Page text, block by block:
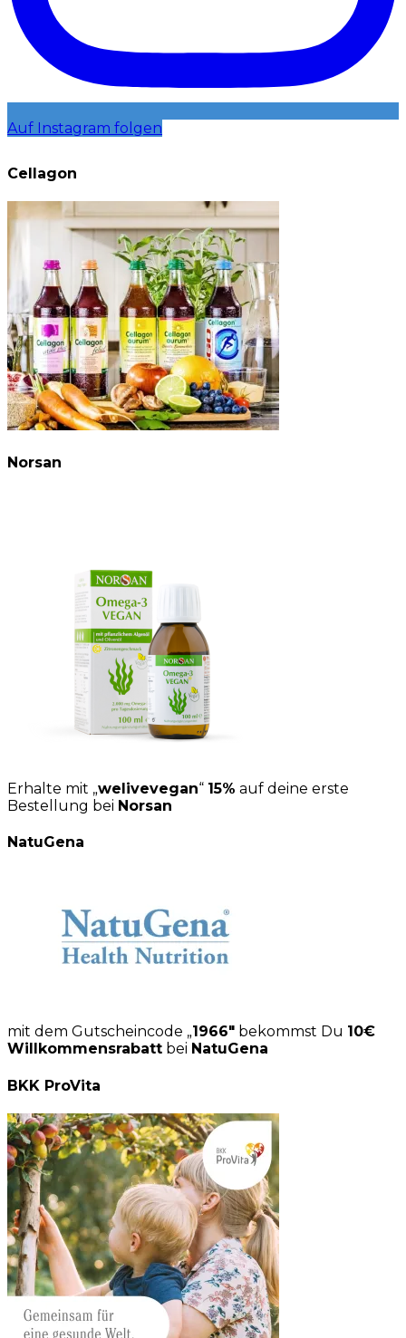
Auf Instagram folgen
Cellagon
Norsan
Erhalte mit „welivevegan“ 15% auf deine erste
Bestellung bei Norsan
NatuGena
mit dem Gutscheincode „1966″ bekommst Du 10€
Willkommensrabatt bei NatuGena
BKK ProVita